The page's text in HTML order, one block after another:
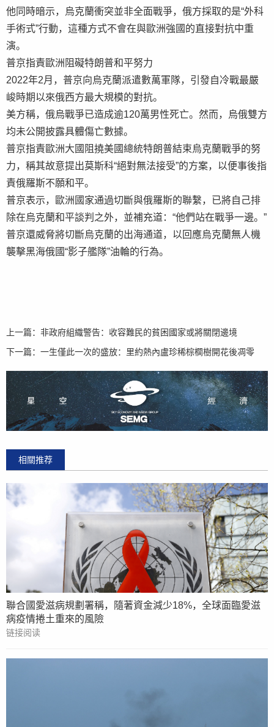
他同時暗示，烏克蘭衝突並非全面戰爭，俄方採取的是“外科
手術式”行動，這種方式不會在與歐洲強國的直接對抗中重
演。
普京指責歐洲阻礙特朗普和平努力
2022年2月，普京向烏克蘭派遣數萬軍隊，引發自冷戰最嚴
峻時期以來俄西方最大規模的對抗。
美方稱，俄烏戰爭已造成逾120萬男性死亡。然而，烏俄雙方
均未公開披露具體傷亡數據。
普京指責歐洲大國阻撓美國總統特朗普結束烏克蘭戰爭的努
力，稱其故意提出莫斯科“絕對無法接受”的方案，以便事後指
責俄羅斯不願和平。
普京表示，歐洲國家通過切斷與俄羅斯的聯繫，已將自己排
除在烏克蘭和平談判之外，並補充道：“他們站在戰爭一邊。”
普京還威脅將切斷烏克蘭的出海通道，以回應烏克蘭無人機
襲擊黑海俄國“影子艦隊”油輪的行為。
上一篇： 非政府組織警告：收容難民的貧困國家或將關閉邊境
下一篇： 一生僅此一次的盛放：里約熱內盧珍稀棕櫚樹開花後凋零
相關推荐
聯合國愛滋病規劃署稱，隨著資金減少18%，全球面臨愛滋
病疫情捲土重來的風險
链接阅读